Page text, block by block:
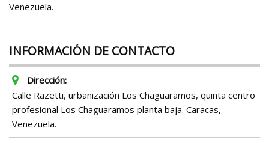
Venezuela.
INFORMACIÓN DE CONTACTO
Dirección:
Calle Razetti, urbanización Los Chaguaramos, quinta centro
profesional Los Chaguaramos planta baja. Caracas,
Venezuela.